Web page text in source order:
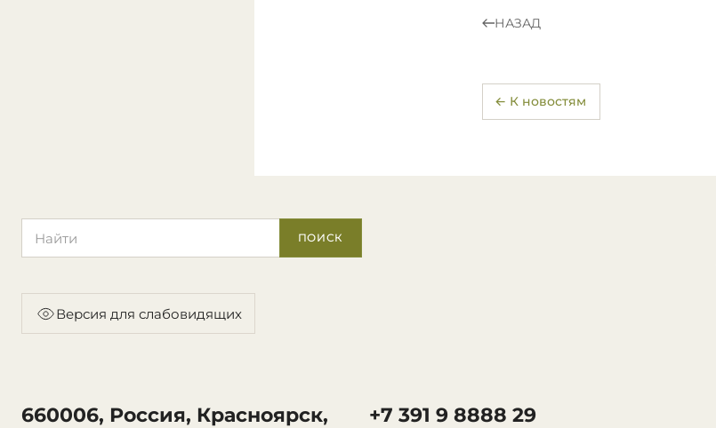
НАЗАД
← К новостям
ПОИСК
Версия для слабовидящих
660006, Россия, Красноярск,
+7 391 9 8888 29